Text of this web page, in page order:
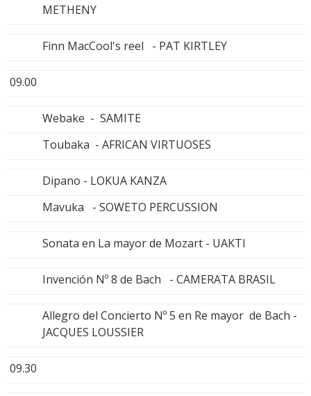
METHENY
Finn MacCool's reel - PAT KIRTLEY
09.00
Webake - SAMITE
Toubaka - AFRICAN VIRTUOSES
Dipano - LOKUA KANZA
Mavuka - SOWETO PERCUSSION
Sonata en La mayor de Mozart - UAKTI
Invención Nº 8 de Bach - CAMERATA BRASIL
Allegro del Concierto Nº 5 en Re mayor de Bach -
JACQUES LOUSSIER
09.30